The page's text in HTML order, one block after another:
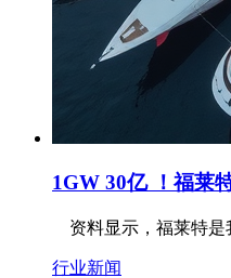
1GW 30亿 ！福莱
资料显示，福莱特是
行业新闻